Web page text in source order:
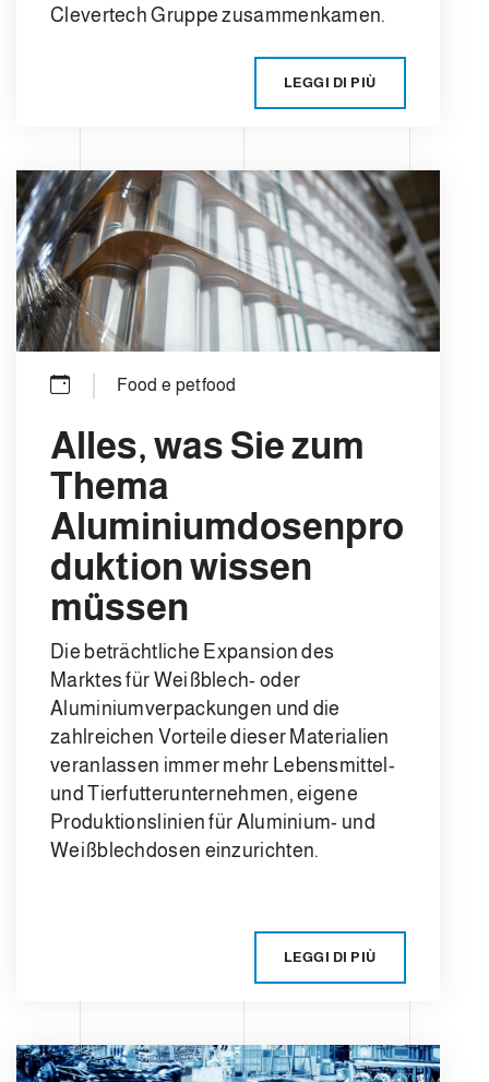
Clevertech Gruppe zusammenkamen.
LEGGI DI PIÙ
Food e petfood
Alles, was Sie zum
Thema
Aluminiumdosenpro
duktion wissen
müssen
Die beträchtliche Expansion des
Marktes für Weißblech- oder
Aluminiumverpackungen und die
zahlreichen Vorteile dieser Materialien
veranlassen immer mehr Lebensmittel-
und Tierfutterunternehmen, eigene
Produktionslinien für Aluminium- und
Weißblechdosen einzurichten.
LEGGI DI PIÙ